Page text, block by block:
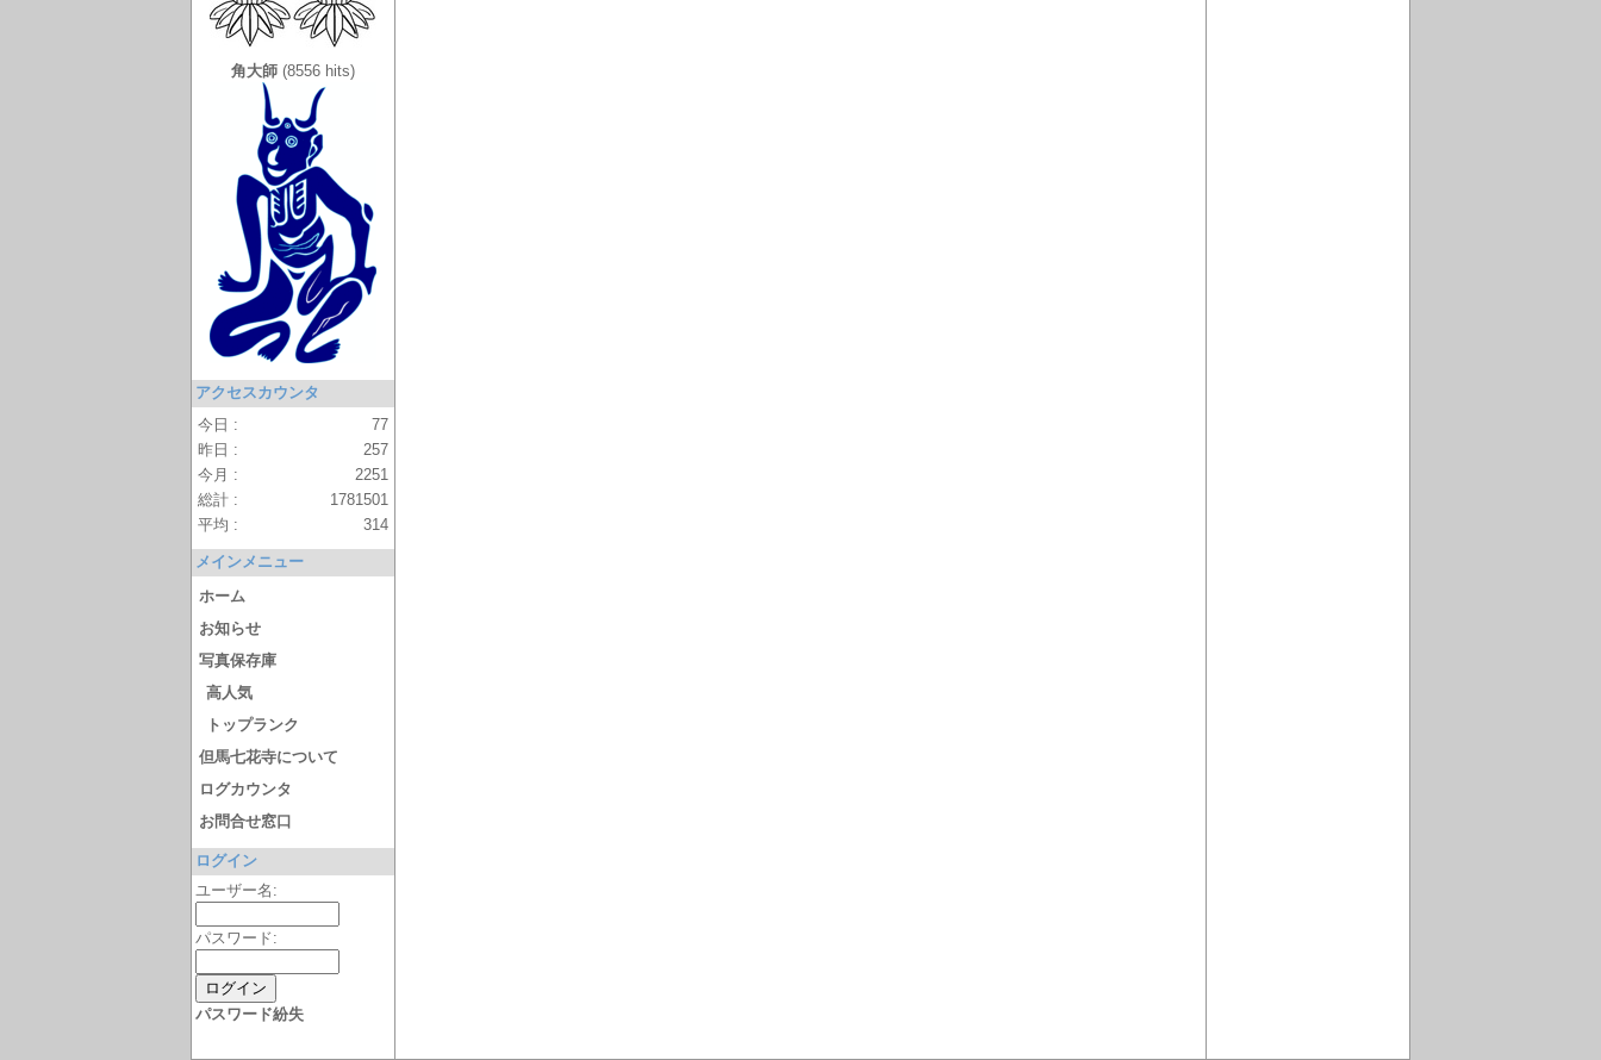
角大師 (8556 hits)
アクセスカウンタ
今日 :
77
昨日 :
257
今月 :
2251
総計 :
1781501
平均 :
314
メインメニュー
ホーム
お知らせ
写真保存庫
高人気
トップランク
但馬七花寺について
ログカウンタ
お問合せ窓口
ログイン
ユーザー名:
パスワード:
パスワード紛失